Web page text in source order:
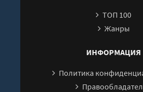
ТОП 100
Жанры
ИНФОРМАЦИЯ
Политика